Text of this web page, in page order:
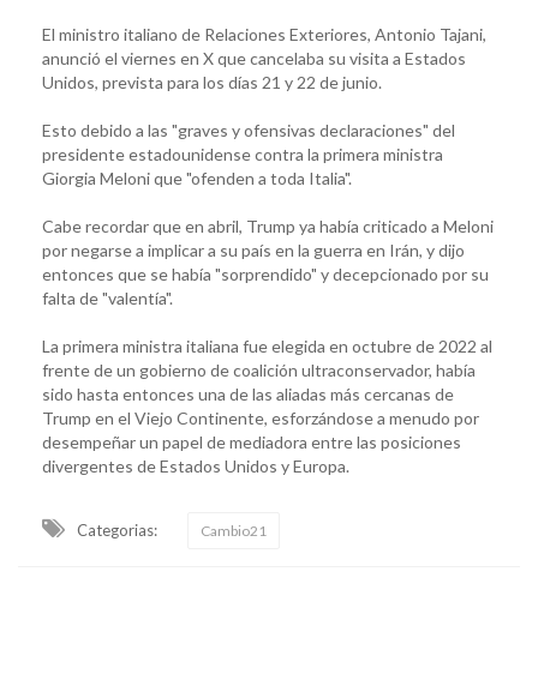
El ministro italiano de Relaciones Exteriores, Antonio Tajani,
anunció el viernes en X que cancelaba su visita a Estados
Unidos, prevista para los días 21 y 22 de junio.
Esto debido a las "graves y ofensivas declaraciones" del
presidente estadounidense contra la primera ministra
Giorgia Meloni que "ofenden a toda Italia".
Cabe recordar que en abril, Trump ya había criticado a Meloni
por negarse a implicar a su país en la guerra en Irán, y dijo
entonces que se había "sorprendido" y decepcionado por su
falta de "valentía".
La primera ministra italiana fue elegida en octubre de 2022 al
frente de un gobierno de coalición ultraconservador, había
sido hasta entonces una de las aliadas más cercanas de
Trump en el Viejo Continente, esforzándose a menudo por
desempeñar un papel de mediadora entre las posiciones
divergentes de Estados Unidos y Europa.
Categorias: Cambio21